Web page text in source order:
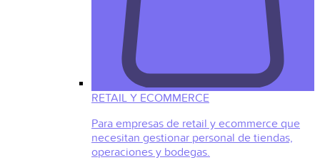
RETAIL Y ECOMMERCE
Para empresas de retail y ecommerce que
necesitan gestionar personal de tiendas,
operaciones y bodegas.